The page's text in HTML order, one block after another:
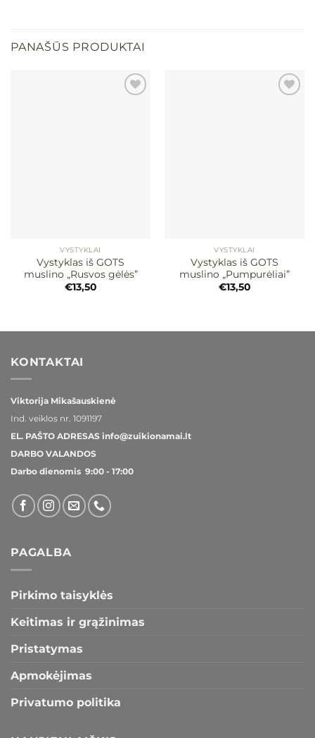
PANAŠŪS PRODUKTAI
VYSTYKLAI
Vystyklas iš GOTS
muslino „Rusvos gėlės”
€13,50
VYSTYKLAI
Vystyklas iš GOTS
muslino „Pumpurėliai”
€13,50
KONTAKTAI
Viktorija Mikašauskienė
Ind. veiklos nr. 1091197
EL. PAŠTO ADRESAS info@zuikionamai.lt
DARBO VALANDOS
Darbo dienomis 9:00 - 17:00
PAGALBA
Pirkimo taisyklės
Keitimas ir grąžinimas
Pristatymas
Apmokėjimas
Privatumo politika